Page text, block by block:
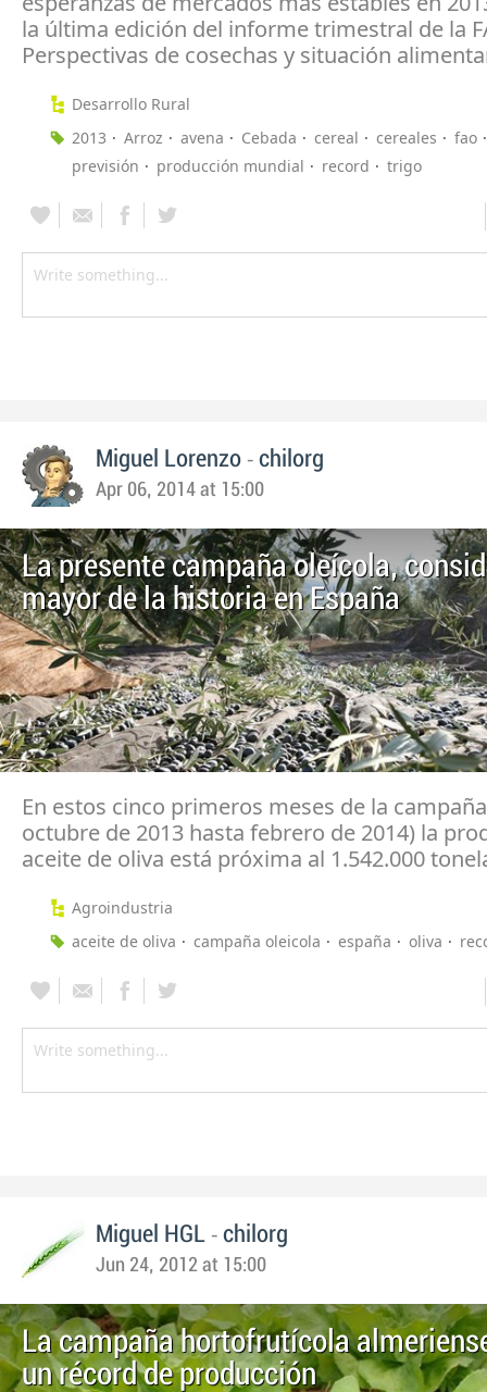
la última edición del informe trimestral de la
Perspectivas de cosechas y situación
Desarrollo Rural
2013
Arroz avena Cebada cereal cereales
fao
previsión
producción mundial record trigo
Miguel Lorenzo - chilorg
Apr 06, 2014 at 15:00
La presente campaña oleícola,
mayor de la historia en España
En estos cinco primeros meses de la
octubre de 2013 hasta febrero de 2014) la
aceite de oliva está próxima al 1.542.000
Agroindustria
aceite de oliva
campaña oleicola españa oliva
Miguel HGL - chilorg
Jun 24, 2012 at 15:00
La campaña hortofrutícola
un récord de producción